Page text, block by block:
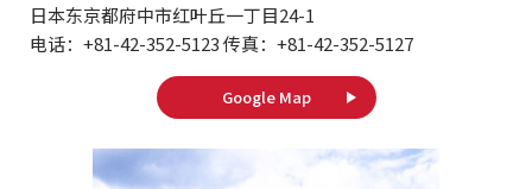
日本东京都府中市红叶丘一丁目24-1
电话：+81-42-352-5123 传真：+81-42-352-5127
Google Map